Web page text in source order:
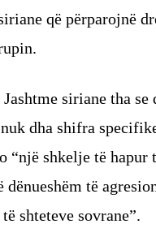
që përparojnë
siriane tha se
dha shifra
“një shkelje të hapur
dënueshëm të
shteteve sovrane”.